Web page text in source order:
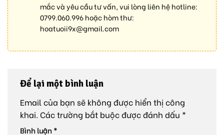
mắc và yêu cầu tư vấn, vui lòng liên hệ hotline:
0799.060.996hoặc hòm thư:
hoatuoii9x@gmail.com
Để lại một bình luận
Email của bạn sẽ không được hiển thị công
khai. Các trường bắt buộc được đánh dấu *
Bình luận*